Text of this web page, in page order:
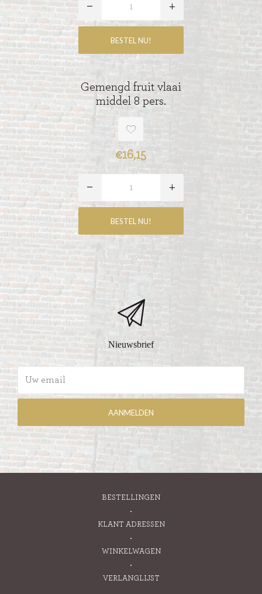
Gemengd fruit vlaai
middel 8 pers.
€16,15
Nieuwsbrief
BESTELLINGEN
KLANT ADRESSEN
WINKELWAGEN
VERLANGLIJST